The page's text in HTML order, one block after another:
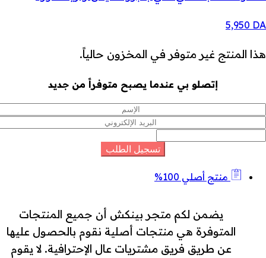
5,950 DA
هذا المنتج غير متوفر في المخزون حالياً.
إتصلو بي عندما يصبح متوفراً من جديد
منتج أصلي 100%
يضمن لكم متجر بينكش أن جميع المنتجات
المتوفرة هي منتجات أصلية نقوم بالحصول عليها
عن طريق فريق مشتريات عال الإحترافية. لا يقوم